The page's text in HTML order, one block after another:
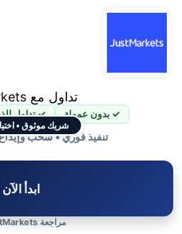
شريك موثوق •
تداول مع JustMarkets
✓ بدون عمولة ✓ تداول
تنفيذ فوري • سحب
ابدأ
مراجعة JustMarkets كاملة